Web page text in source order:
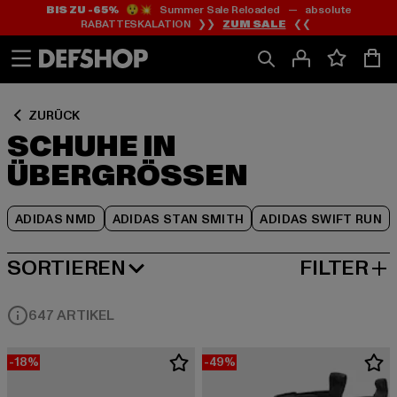
Zum
Inhalt
springen
Zum
Fußzeile
springen
BIS ZU -65%😲💥 Summer Sale Reloaded — absolute
RABATTESKALATION ❯❯ ZUM SALE ❮❮
ZURÜCK
SCHUHE IN
ÜBERGRÖSSEN
ADIDAS NMD ADIDAS STAN SMITH ADIDAS SWIFT RUN
Zum
Produktraster
springen
SORTIEREN
BELIEBTESTE FILTER
647 ARTIKEL
-18% -49%